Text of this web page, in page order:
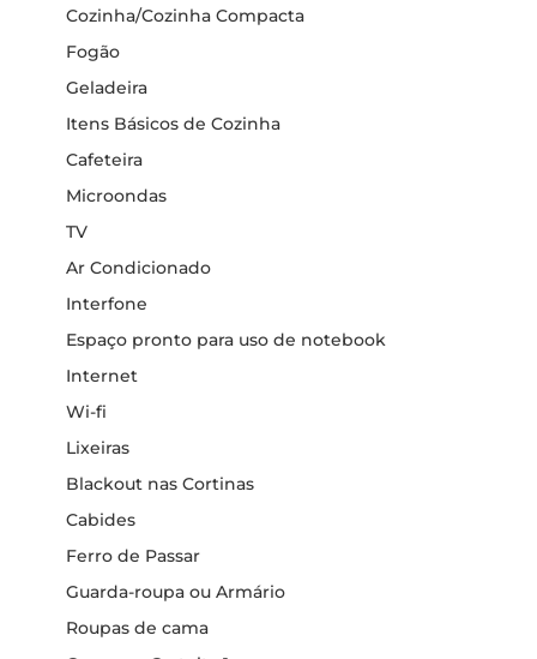
Cozinha/Cozinha Compacta
Fogão
Geladeira
Itens Básicos de Cozinha
Cafeteira
Microondas
TV
Ar Condicionado
Interfone
Espaço pronto para uso de notebook
Internet
Wi-fi
Lixeiras
Blackout nas Cortinas
Cabides
Ferro de Passar
Guarda-roupa ou Armário
Roupas de cama